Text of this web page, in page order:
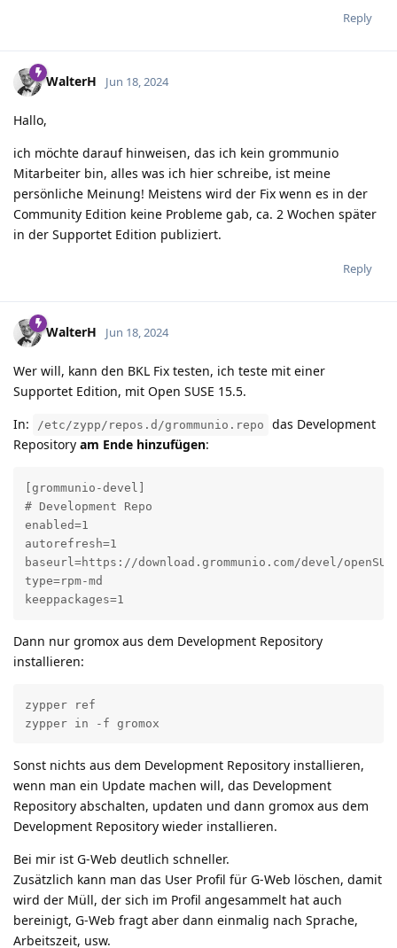
Reply
WalterH Jun 18, 2024
Hallo,
ich möchte darauf hinweisen, das ich kein grommunio
Mitarbeiter bin, alles was ich hier schreibe, ist meine
persönliche Meinung! Meistens wird der Fix wenn es in der
Community Edition keine Probleme gab, ca. 2 Wochen später
in der Supportet Edition publiziert.
Reply
WalterH Jun 18, 2024
Wer will, kann den BKL Fix testen, ich teste mit einer
Supportet Edition, mit Open SUSE 15.5.
In:
/etc/zypp/repos.d/grommunio.repo
das Development
Repository am Ende hinzufügen:
[grommunio-devel]
# Development Repo
enabled=1
autorefresh=1
baseurl=https://download.grommunio.com/devel/
type=rpm-md
keeppackages=1
Dann nur gromox aus dem Development Repository
installieren:
zypper ref
zypper in -f gromox
Sonst nichts aus dem Development Repository installieren,
wenn man ein Update machen will, das Development
Repository abschalten, updaten und dann gromox aus dem
Development Repository wieder installieren.
Bei mir ist G-Web deutlich schneller.
Zusätzlich kann man das User Profil für G-Web löschen, damit
wird der Müll, der sich im Profil angesammelt hat auch
bereinigt, G-Web fragt aber dann einmalig nach Sprache,
Arbeitszeit, usw.